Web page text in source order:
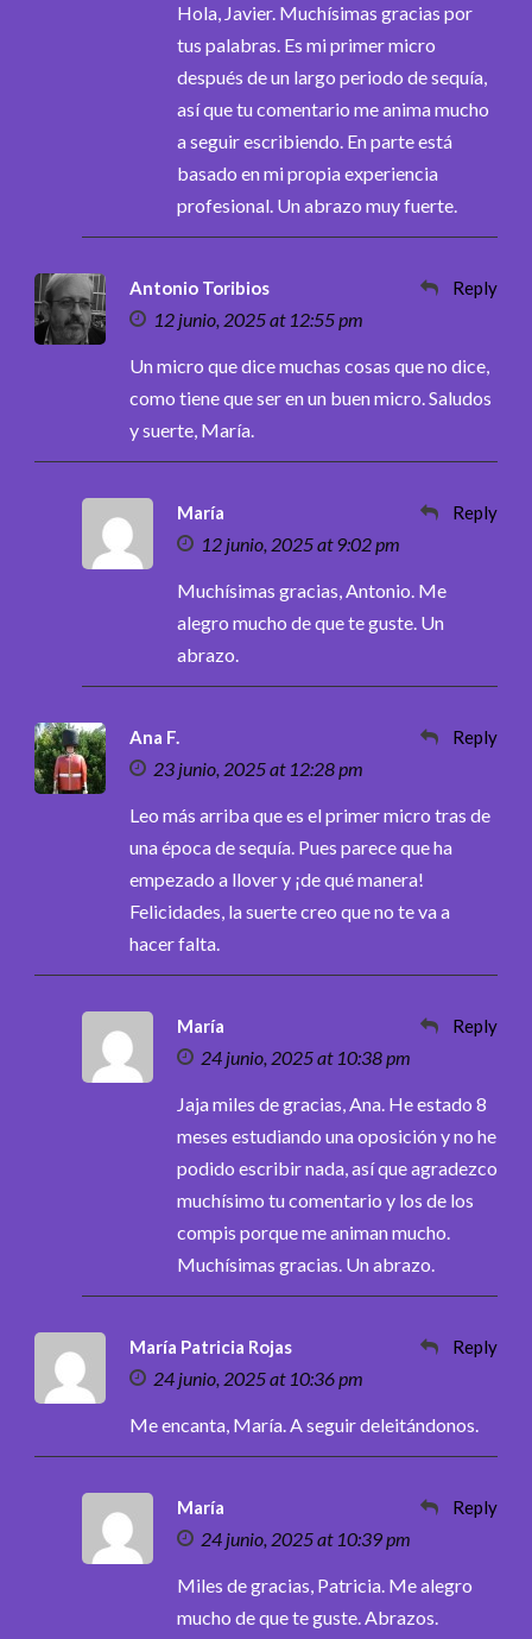
Hola, Javier. Muchísimas gracias por
tus palabras. Es mi primer micro
después de un largo periodo de sequía,
así que tu comentario me anima mucho
a seguir escribiendo. En parte está
basado en mi propia experiencia
profesional. Un abrazo muy fuerte.
Antonio Toribios
12 junio, 2025 at 12:55 pm
Reply
Un micro que dice muchas cosas que no dice,
como tiene que ser en un buen micro. Saludos
y suerte, María.
María
12 junio, 2025 at 9:02 pm
Reply
Muchísimas gracias, Antonio. Me
alegro mucho de que te guste. Un
abrazo.
Ana F.
23 junio, 2025 at 12:28 pm
Reply
Leo más arriba que es el primer micro tras de
una época de sequía. Pues parece que ha
empezado a llover y ¡de qué manera!
Felicidades, la suerte creo que no te va a
hacer falta.
María
24 junio, 2025 at 10:38 pm
Reply
Jaja miles de gracias, Ana. He estado 8
meses estudiando una oposición y no he
podido escribir nada, así que agradezco
muchísimo tu comentario y los de los
compis porque me animan mucho.
Muchísimas gracias. Un abrazo.
María Patricia Rojas
24 junio, 2025 at 10:36 pm
Reply
Me encanta, María. A seguir deleitándonos.
María
24 junio, 2025 at 10:39 pm
Reply
Miles de gracias, Patricia. Me alegro
mucho de que te guste. Abrazos.